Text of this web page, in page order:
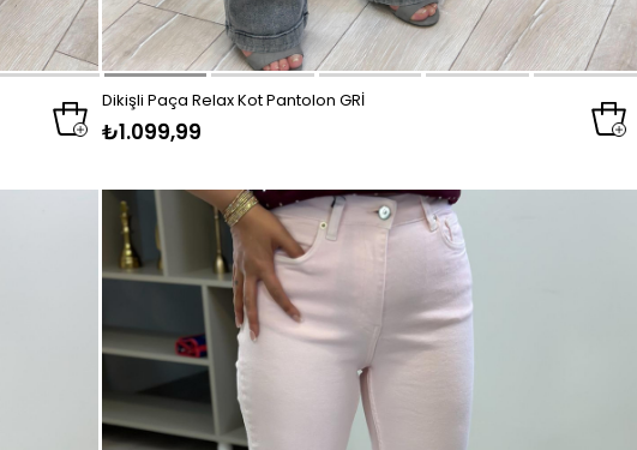
Dikişli Paça Relax Kot Pantolon GRİ
₺1.099,99